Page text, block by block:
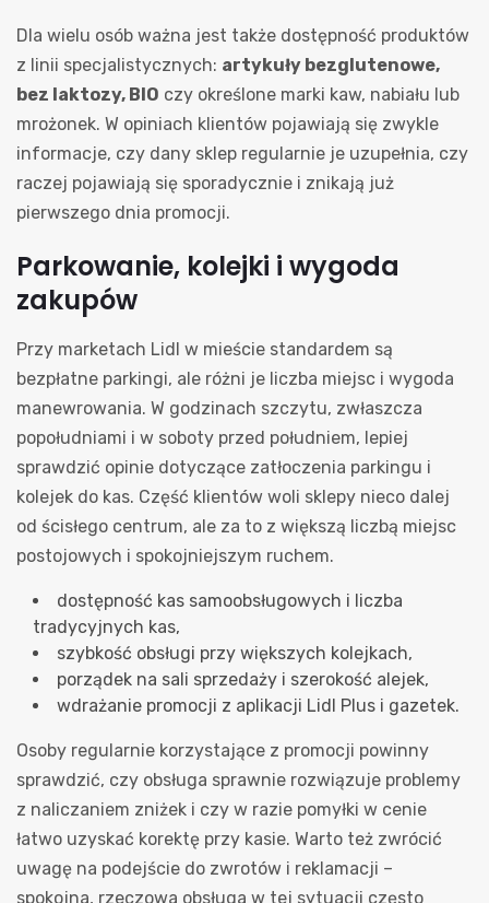
Dla wielu osób ważna jest także dostępność produktów
z linii specjalistycznych: artykuły bezglutenowe,
bez laktozy, BIO czy określone marki kaw, nabiału lub
mrożonek. W opiniach klientów pojawiają się zwykle
informacje, czy dany sklep regularnie je uzupełnia, czy
raczej pojawiają się sporadycznie i znikają już
pierwszego dnia promocji.
Parkowanie, kolejki i wygoda
zakupów
Przy marketach Lidl w mieście standardem są
bezpłatne parkingi, ale różni je liczba miejsc i wygoda
manewrowania. W godzinach szczytu, zwłaszcza
popołudniami i w soboty przed południem, lepiej
sprawdzić opinie dotyczące zatłoczenia parkingu i
kolejek do kas. Część klientów woli sklepy nieco dalej
od ścisłego centrum, ale za to z większą liczbą miejsc
postojowych i spokojniejszym ruchem.
dostępność kas samoobsługowych i liczba
tradycyjnych kas,
szybkość obsługi przy większych kolejkach,
porządek na sali sprzedaży i szerokość alejek,
wdrażanie promocji z aplikacji Lidl Plus i gazetek.
Osoby regularnie korzystające z promocji powinny
sprawdzić, czy obsługa sprawnie rozwiązuje problemy
z naliczaniem zniżek i czy w razie pomyłki w cenie
łatwo uzyskać korektę przy kasie. Warto też zwrócić
uwagę na podejście do zwrotów i reklamacji –
spokojna, rzeczowa obsługa w tej sytuacji często